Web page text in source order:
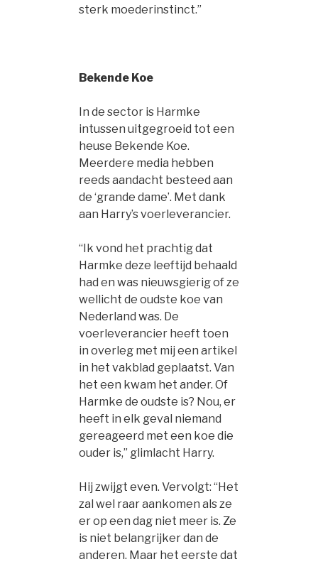
sterk moederinstinct.”
Bekende Koe
In de sector is Harmke
intussen uitgegroeid tot een
heuse Bekende Koe.
Meerdere media hebben
reeds aandacht besteed aan
de ‘grande dame’. Met dank
aan Harry’s voerleverancier.
“Ik vond het prachtig dat
Harmke deze leeftijd behaald
had en was nieuwsgierig of ze
wellicht de oudste koe van
Nederland was. De
voerleverancier heeft toen
in overleg met mij een artikel
in het vakblad geplaatst. Van
het een kwam het ander. Of
Harmke de oudste is? Nou, er
heeft in elk geval niemand
gereageerd met een koe die
ouder is,” glimlacht Harry.
Hij zwijgt even. Vervolgt: “Het
zal wel raar aankomen als ze
er op een dag niet meer is. Ze
is niet belangrijker dan de
anderen. Maar het eerste dat